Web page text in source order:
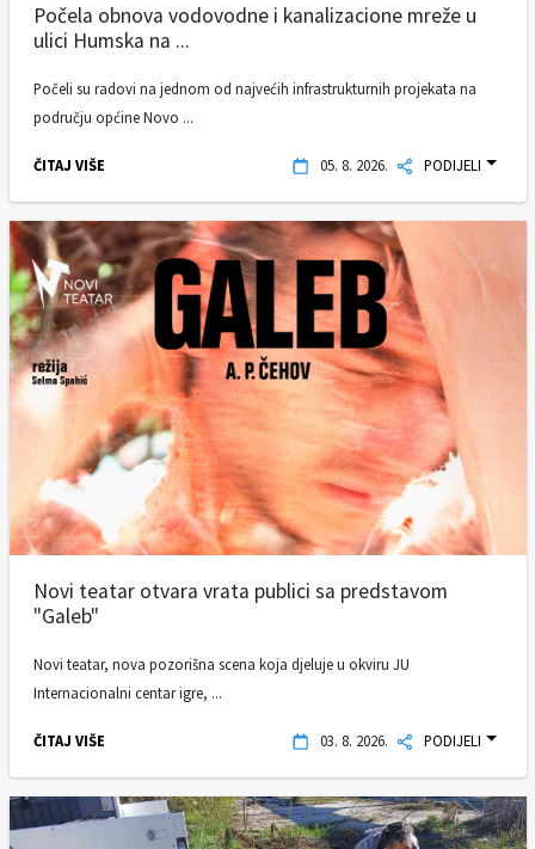
Počela obnova vodovodne i kanalizacione mreže u
ulici Humska na ...
Počeli su radovi na jednom od najvećih infrastrukturnih projekata na
području općine Novo ...
ČITAJ VIŠE 05. 8. 2026. PODIJELI
Novi teatar otvara vrata publici sa predstavom
"Galeb"
Novi teatar, nova pozorišna scena koja djeluje u okviru JU
Internacionalni centar igre, ...
ČITAJ VIŠE 03. 8. 2026. PODIJELI